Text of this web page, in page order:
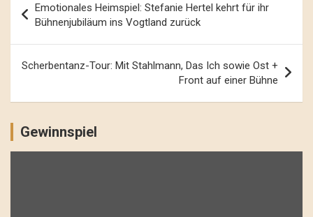
Navigation
Emotionales Heimspiel: Stefanie Hertel kehrt für ihr
Bühnenjubiläum ins Vogtland zurück
Scherbentanz-Tour: Mit Stahlmann, Das Ich sowie Ost +
Front auf einer Bühne
Gewinnspiel